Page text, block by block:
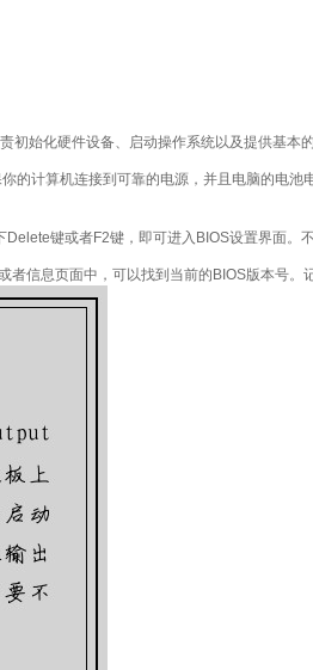
始化硬件设备、启动操作系统以及提供基
的计算机连接到可靠的电源，并且电脑的电
键或者F2键，即可进入BIOS设置界面。
信息页面中，可以找到当前的BIOS版本号。